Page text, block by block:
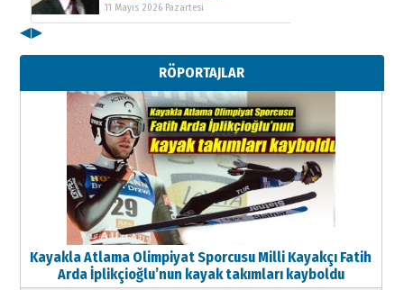
11 Mayıs 2026 Pazartesi
Metin Külünk: Aileyi Korumak
Geleceği Korumaktır
11 Mayıs 2026 Pazartesi
◀▶
RÖPORTAJLAR
Kayakla Atlama Olimpiyat Sporcusu Milli Kayakçı Fatih
Arda İplikçioğlu’nun kayak takımları kayboldu